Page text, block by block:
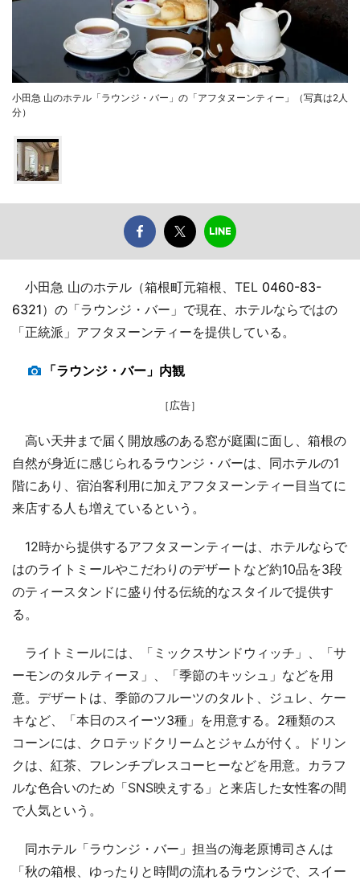
小田急 山のホテル「ラウンジ・バー」の「アフタヌーンティー」（写真は2人
分）
小田急 山のホテル（箱根町元箱根、TEL 0460-83-
6321）の「ラウンジ・バー」で現在、ホテルならではの
「正統派」アフタヌーンティーを提供している。
「ラウンジ・バー」内観
［広告］
高い天井まで届く開放感のある窓が庭園に面し、箱根の
自然が身近に感じられるラウンジ・バーは、同ホテルの1
階にあり、宿泊客利用に加えアフタヌーンティー目当てに
来店する人も増えているという。
12時から提供するアフタヌーンティーは、ホテルならで
はのライトミールやこだわりのデザートなど約10品を3段
のティースタンドに盛り付る伝統的なスタイルで提供す
る。
ライトミールには、「ミックスサンドウィッチ」、「サ
ーモンのタルティーヌ」、「季節のキッシュ」などを用
意。デザートは、季節のフルーツのタルト、ジュレ、ケー
キなど、「本日のスイーツ3種」を用意する。2種類のス
コーンには、クロテッドクリームとジャムが付く。ドリン
クは、紅茶、フレンチプレスコーヒーなどを用意。カラフ
ルな色合いのため「SNS映えする」と来店した女性客の間
で人気という。
同ホテル「ラウンジ・バー」担当の海老原博司さんは
「秋の箱根、ゆったりと時間の流れるラウンジで、スイー